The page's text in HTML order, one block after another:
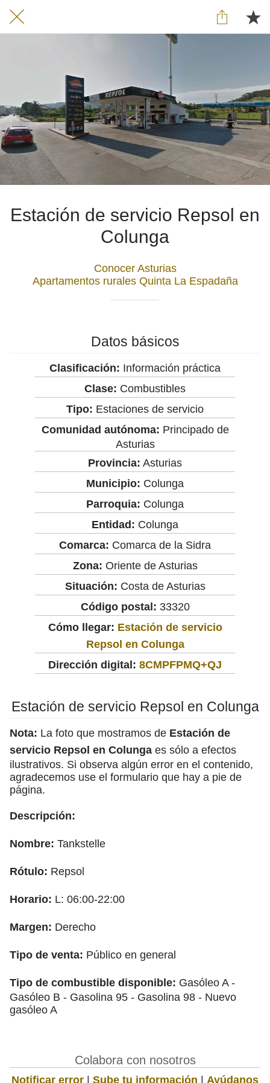
Estación de servicio Repsol en
Colunga
Conocer Asturias
Apartamentos rurales Quinta La Espadaña
Datos básicos
Clasificación: Información práctica
Clase: Combustibles
Tipo: Estaciones de servicio
Comunidad autónoma: Principado de
Asturias
Provincia: Asturias
Municipio: Colunga
Parroquia: Colunga
Entidad: Colunga
Comarca: Comarca de la Sidra
Zona: Oriente de Asturias
Situación: Costa de Asturias
Código postal: 33320
Cómo llegar: Estación de servicio
Repsol en Colunga
Dirección digital: 8CMPFPMQ+QJ
Estación de servicio Repsol en Colunga
Nota: La foto que mostramos de Estación de
servicio Repsol en Colunga es sólo a efectos
ilustrativos. Si observa algún error en el contenido,
agradecemos use el formulario que hay a pie de
página.
Descripción:
Nombre: Tankstelle
Rótulo: Repsol
Horario: L: 06:00-22:00
Margen: Derecho
Tipo de venta: Público en general
Tipo de combustible disponible: Gasóleo A -
Gasóleo B - Gasolina 95 - Gasolina 98 - Nuevo
gasóleo A
Colabora con nosotros
Notificar error | Sube tu información | Ayúdanos